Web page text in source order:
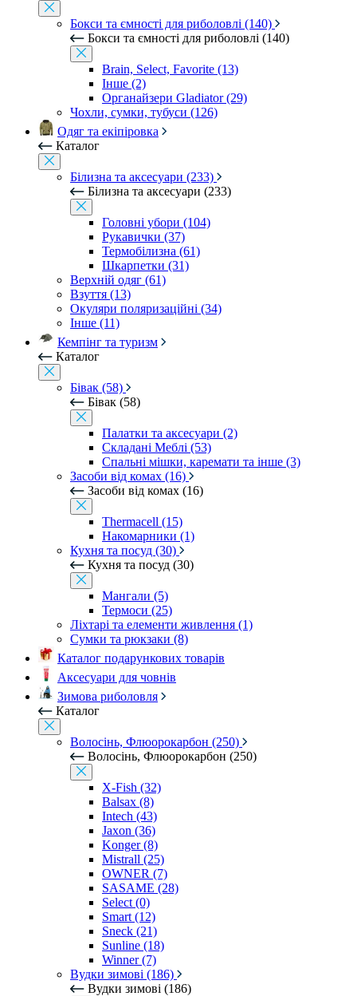
Бокси та ємності для риболовлі (140)
Бокси та ємності для риболовлі (140)
Brain, Select, Favorite (13)
Інше (2)
Органайзери Gladiator (29)
Чохли, сумки, тубуси (126)
Одяг та екіпіровка
Каталог
Білизна та аксесуари (233)
Білизна та аксесуари (233)
Головні убори (104)
Рукавички (37)
Термобілизна (61)
Шкарпетки (31)
Верхній одяг (61)
Взуття (13)
Окуляри поляризаційні (34)
Інше (11)
Кемпінг та туризм
Каталог
Бівак (58)
Бівак (58)
Палатки та аксесуари (2)
Складані Меблі (53)
Спальні мішки, каремати та інше (3)
Засоби від комах (16)
Засоби від комах (16)
Thermacell (15)
Накомарники (1)
Кухня та посуд (30)
Кухня та посуд (30)
Мангали (5)
Термоси (25)
Ліхтарі та елементи живлення (1)
Сумки та рюкзаки (8)
Каталог подарункових товарів
Аксесуари для човнів
Зимова риболовля
Каталог
Волосінь, Флюорокарбон (250)
Волосінь, Флюорокарбон (250)
X-Fish (32)
Balsax (8)
Intech (43)
Jaxon (36)
Konger (8)
Mistrall (25)
OWNER (7)
SASAME (28)
Select (0)
Smart (12)
Sneck (21)
Sunline (18)
Winner (7)
Вудки зимові (186)
Вудки зимові (186)